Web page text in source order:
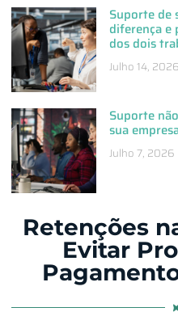
Retenções
Evitar
Suporte de
diferença e
dos dois
Julho 14, 2026
Suporte
sua
Julho 7, 2026